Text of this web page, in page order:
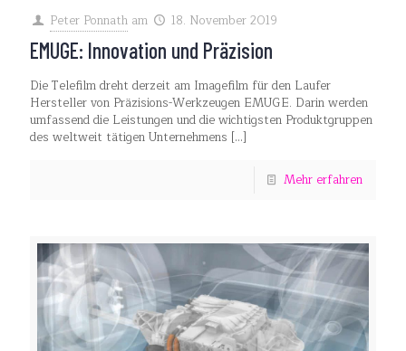
Peter Ponnath am 18. November 2019
EMUGE: Innovation und Präzision
Die Telefilm dreht derzeit am Imagefilm für den Laufer
Hersteller von Präzisions-Werkzeugen EMUGE. Darin werden
umfassend die Leistungen und die wichtigsten Produktgruppen
des weltweit tätigen Unternehmens […]
Mehr erfahren